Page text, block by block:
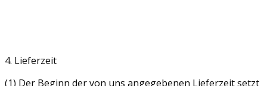
4. Lieferzeit
(1) Der Beginn der von uns angegebenen Lieferzeit setzt